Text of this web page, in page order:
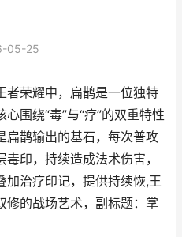
05-25
者荣耀中，扁鹊是一位独特
围绕“毒”与“疗”的双重特性
扁鹊输出的基石，每次普攻
印，持续造成法术伤害，
加治疗印记，提供持续恢,王
修的战场艺术，副标题：掌